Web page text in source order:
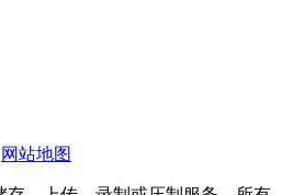
网站地图